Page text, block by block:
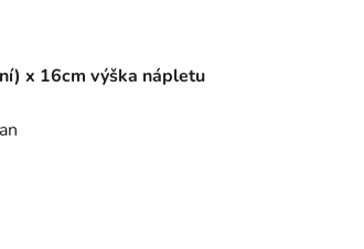
x 16cm výška nápletu